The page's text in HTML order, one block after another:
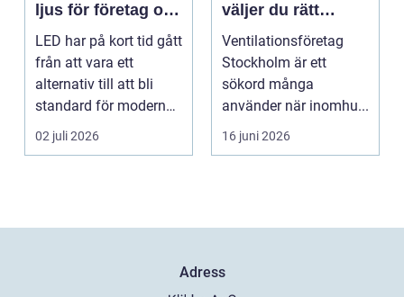
ljus för företag och
fastigheter
LED har på kort tid gått
från att vara ett
alternativ till att bli
standard för modern
belysning. Fö...
02 juli 2026
väljer du rätt
partner för frisk
luft inomhus
Ventilationsföretag
Stockholm är ett
sökord många
använder när inomhu...
16 juni 2026
Adress